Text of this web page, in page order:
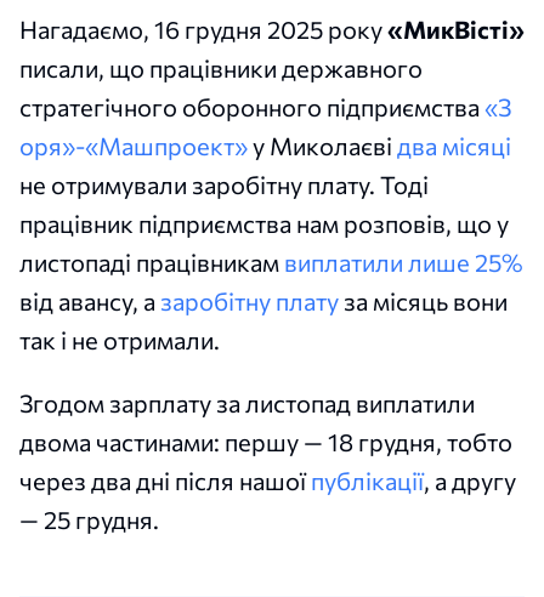
Нагадаємо, 16 грудня 2025 року«МикВісті»
писали, що працівники державного
стратегічного оборонного підприємства «З
оря»-«Машпроект»у Миколаєві два місяці
не отримували заробітну плату. Тоді
працівник підприємства нам розповів, що у
листопаді працівникам виплатили лише 25%
від авансу, а заробітну плату за місяць вони
так і не отримали.
Згодом зарплату за листопад виплатили
двома частинами: першу — 18 грудня, тобто
через два дні після нашоїпублікації, а другу
— 25 грудня.